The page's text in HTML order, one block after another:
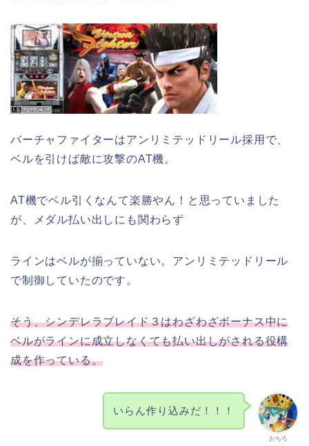
バーチャファイターはアンリミテッドリール採用で、
ベルを引けば敵に攻撃のAT機。
AT機でベル引くなんて楽勝やん！と思っていました
が、メダル払い出しにも関わらず
ラインはベルが揃っていない。アンリミテッドリール
で制御していたのです。
そう、シンデレラブレイド３はわざわざボーナス中に
ベルがラインに成立しなくても払い出しがされる役構
成を作っている。
おちろ
いらん作り込みだ！！！